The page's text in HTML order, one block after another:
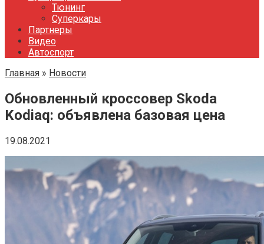
Тюнинг
Суперкары
Партнеры
Видео
Автоспорт
Главная » Новости
Обновленный кроссовер Skoda
Kodiaq: объявлена базовая цена
19.08.2021